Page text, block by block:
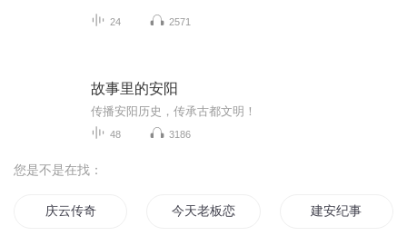
24 2571
故事里的安阳
传播安阳历史，传承古都文明！
48 3186
您是不是在找：
庆云传奇 今天老板恋爱营业 建安纪事